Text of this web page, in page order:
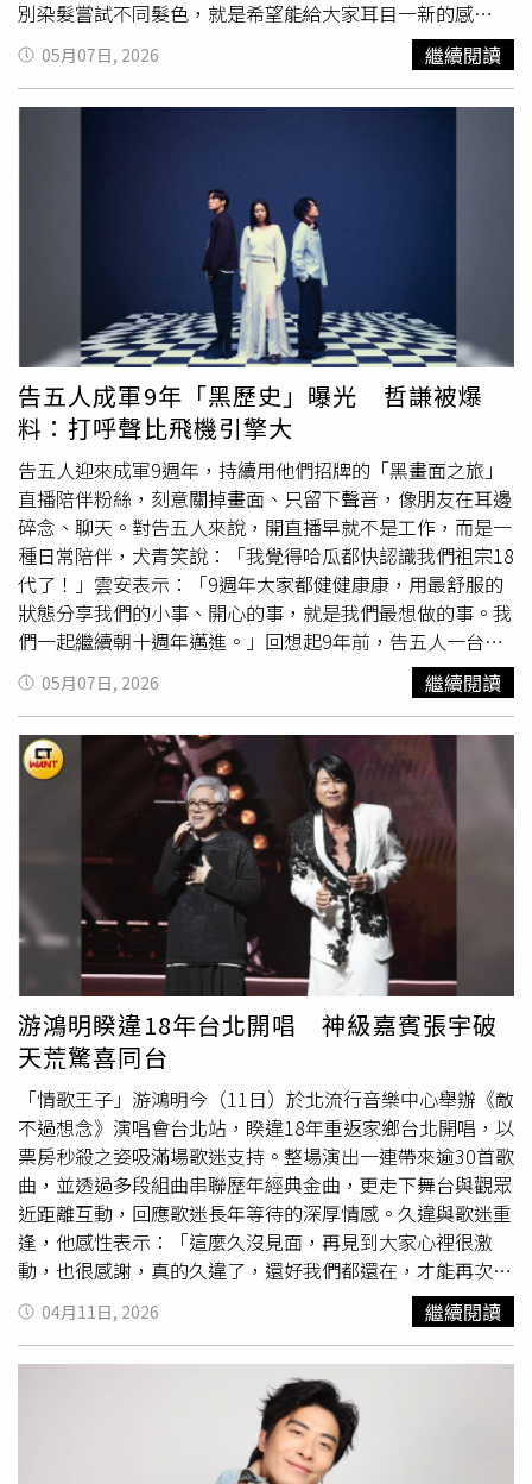
演唱會，自台北起跑，走訪台中、高雄、廣州、成都、北京
等地後，再度回到台北的Zepp New Taipei，恰巧遇上她的
生日，連續兩天舉辦旗艦慶生場，邀請蔡旻佑、元若藍、一
隻阿圓及那個女生Kiki擔任嘉賓。由於《浪姐7》讓〈心願便
月壽星，魏嘉瑩貼心送上生日禮物，表示：「聽說你最近有
在創作、拍唱歌影片，所以送你手機磁吸支架，這個很實
用！」希望她可以發更多唱歌的影片。
別染髮嘗試不同髮色，就是希望能給大家耳目一新的感
受。」林鴻宇推出新歌〈偌大的星〉。（圖／林鴻宇提供）
〈偌大的星〉在去年林鴻宇舉辦的個人北中南專場就搶先首
唱，當時就獲得樂迷許多好評，並敲碗希望能趕快正式發
首歌，送給一路支持我的聽眾，對我來說，唱歌這件事並不
簡單，很感謝能擁有一群聆聽者的陪伴，因此希望透過新作
〈偌大的星〉，讓每個人都能找到屬於自己的那顆星並照亮
自己。」林鴻宇從街頭駐唱出身，2016年於Youtube推出
「晚安計劃」翻唱系列影片，用一把木吉他與溫暖樸實嗓
音，重新詮釋許多華語經典之作，進而獲得不少樂迷定期收
聽，更稱讚林鴻宇真誠不做作的歌唱技巧，為熟悉旋律注入
新滋味。該計畫今年邁入十周年，特別於上個月舉辦限定專
場，沒想到立刻秒殺又再度加場，仍是一票難求。除了翻唱
別人的歌，林鴻宇自己的創作〈我也明白〉也深受盧廣仲團
隊賞識，改編成〈我只怪我自己〉，並收錄於全新翻唱概念
專輯。本身就是「廣仲小隊員」的林鴻宇，對於被喜愛的歌
手「翻牌子」感到十分幸運，笑說：「真的很感謝盧廣仲的
翻唱，把這首歌帶到許多沒想過的地方，甚至還在KTV成功
上架，現在終於可以點自己的歌來唱了。」林鴻宇也許願希
望接下來創作的路途，能有機會透過各種形式跟盧廣仲合
作，將會是歌唱生涯最大榮幸。
05月07日, 2026 繼續閱讀
告五人成軍9年「黑歷史」曝光 哲謙被爆
料：打呼聲比飛機引擎大
告五人迎來成軍9週年，持續用他們招牌的「黑畫面之旅」
直播陪伴粉絲，刻意關掉畫面、只留下聲音，像朋友在耳邊
碎念、聊天。對告五人來說，開直播早就不是工作，而是一
種日常陪伴，犬青笑說：「我覺得哈瓜都快認識我們祖宗18
代了！」雲安表示：「9週年大家都健健康康，用最舒服的
狀態分享我們的小事、開心的事，就是我們最想做的事。我
們一起繼續朝十週年邁進。」回想起9年前，告五人一台車
撐起全部生活，三個人擠在車上跑通告、跑演出，累了就直
接睡車上，駐唱一場只有幾百元的日子也咬牙撐過。走到現
們始終記得來自歌迷的一路相伴。9年前的4月29日在小河
岸開唱出發，接著唱進台北小巨蛋、高雄巨蛋，再一路狂奔
到世運主場館，並重返LIVE HOUSE開唱，近距離寵粉演
唱，各城市一站一站解鎖，完成繞行世界兩圈的壯舉。巡演
飛行的日常，當然也累積不少「黑歷史」，犬青爆料飛澳洲
時坐在哲謙旁邊，他的打呼聲直接升級成「機上第二引
擎」，笑說：「我本來以為飛機引擎已經很大聲了，結果他
的打呼聲比引擎還大聲！」雲安直呼：「不要把秘密說出
來！」更好笑的是，哲謙分享還會被自己的打呼聲嚇醒，現
場直接笑翻。長時間巡演在外，除了行李永遠收不完，另一
個隱形關卡則是回家後的「認親大會」，哲謙說回到家時愛
犬「杯麵」看到他時會先愣住，像是在思考：「這個人是
誰？」讓他感到又好氣又好笑。告五人爆料彼此的黑歷史。
（圖／相信音樂提供）
05月07日, 2026 繼續閱讀
游鴻明睽違18年台北開唱 神級嘉賓張宇破
天荒驚喜同台
「情歌王子」游鴻明今（11日）於北流行音樂中心舉辦《敵
不過想念》演唱會台北站，睽違18年重返家鄉台北開唱，以
票房秒殺之姿吸滿場歌迷支持。整場演出一連帶來逾30首歌
曲，並透過多段組曲串聯歷年經典金曲，更走下舞台與觀眾
近距離互動，回應歌迷長年等待的深厚情感。久違與歌迷重
逢，他感性表示：「這麼久沒見面，再見到大家心裡很激
動，也很感謝，真的久違了，還好我們都還在，才能再次相
聚。」本次演唱會以「敵不過想念」為題，傳遞「即使四季
更迭，我們依舊相聚在此」的信念。舞台設計以「圓」為核
心概念，象徵「緣」、「時間」與「年輪」，層層交疊出彼
此未曾間斷的情感連結。開場以〈孟婆湯〉背景音樂揭開序
幕，搭配多首歌名喚醒歌迷記憶，隨著舞台流轉，他身穿紅
色西裝自升降舞台霸氣登場，接連演唱〈讓我取暖〉、〈七
月一號〉、〈落單的候鳥〉、〈孟婆湯〉等經典歌曲，帶領
04月11日, 2026 繼續閱讀